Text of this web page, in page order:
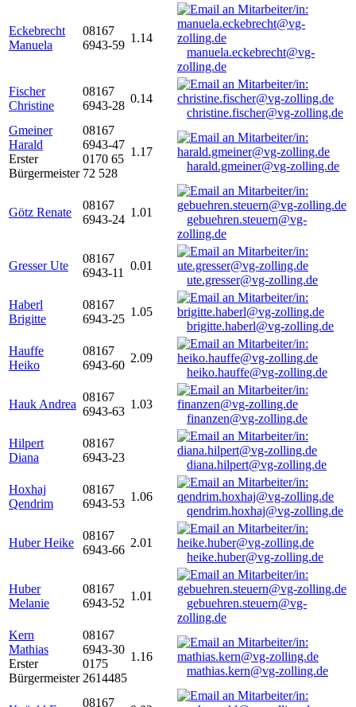
Eckebrecht
Manuela
08167
6943-59
1.14
manuela.eckebrecht@vg-
zolling.de
Fischer
Christine
08167
6943-28
0.14
christine.fischer@vg-zolling.de
Gmeiner
Harald
Erster
Bürgermeister
08167
6943-47
0170 65
72 528
1.17
harald.gmeiner@vg-zolling.de
Götz Renate
08167
6943-24
1.01
gebuehren.steuern@vg-
zolling.de
Gresser Ute
08167
6943-11
0.01
ute.gresser@vg-zolling.de
Haberl
Brigitte
08167
6943-25
1.05
brigitte.haberl@vg-zolling.de
Hauffe
Heiko
08167
6943-60
2.09
heiko.hauffe@vg-zolling.de
Hauk Andrea
08167
6943-63
1.03
finanzen@vg-zolling.de
Hilpert
Diana
08167
6943-23
diana.hilpert@vg-zolling.de
Hoxhaj
Qendrim
08167
6943-53
1.06
qendrim.hoxhaj@vg-zolling.de
Huber Heike
08167
6943-66
2.01
heike.huber@vg-zolling.de
Huber
Melanie
08167
6943-52
1.01
gebuehren.steuern@vg-
zolling.de
Kern
Mathias
Erster
Bürgermeister
08167
6943-30
0175
2614485
1.16
mathias.kern@vg-zolling.de
08167